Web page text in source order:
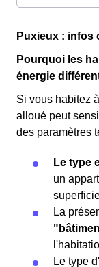
Puxieux : infos
Pourquoi les
énergie
Si vous habitez
alloué peut
des paramètres
Le type
un
La
Le type